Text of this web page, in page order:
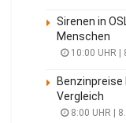
Sirenen in
Menschen
10:00 UHR |
Vergleich
8:00 UHR |